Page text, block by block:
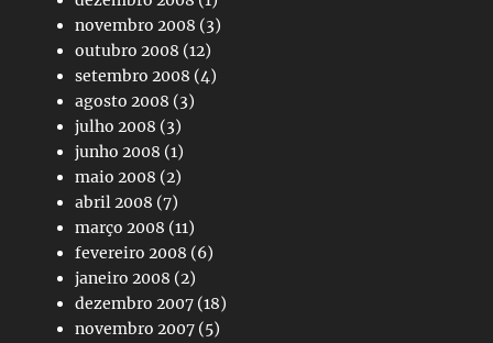
novembro 2008 (3)
outubro 2008 (12)
setembro 2008 (4)
agosto 2008 (3)
julho 2008 (3)
junho 2008 (1)
maio 2008 (2)
abril 2008 (7)
março 2008 (11)
fevereiro 2008 (6)
janeiro 2008 (2)
dezembro 2007 (18)
novembro 2007 (5)